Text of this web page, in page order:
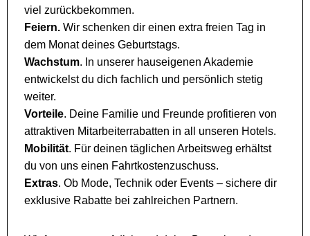
viel zurückbekommen.
Feiern. Wir schenken dir einen extra freien Tag in
dem Monat deines Geburtstags.
Wachstum. In unserer hauseigenen Akademie
entwickelst du dich fachlich und persönlich stetig
weiter.
Vorteile. Deine Familie und Freunde profitieren von
attraktiven Mitarbeiterrabatten in all unseren Hotels.
Mobilität. Für deinen täglichen Arbeitsweg erhältst
du von uns einen Fahrtkostenzuschuss.
Extras. Ob Mode, Technik oder Events – sichere dir
exklusive Rabatte bei zahlreichen Partnern.